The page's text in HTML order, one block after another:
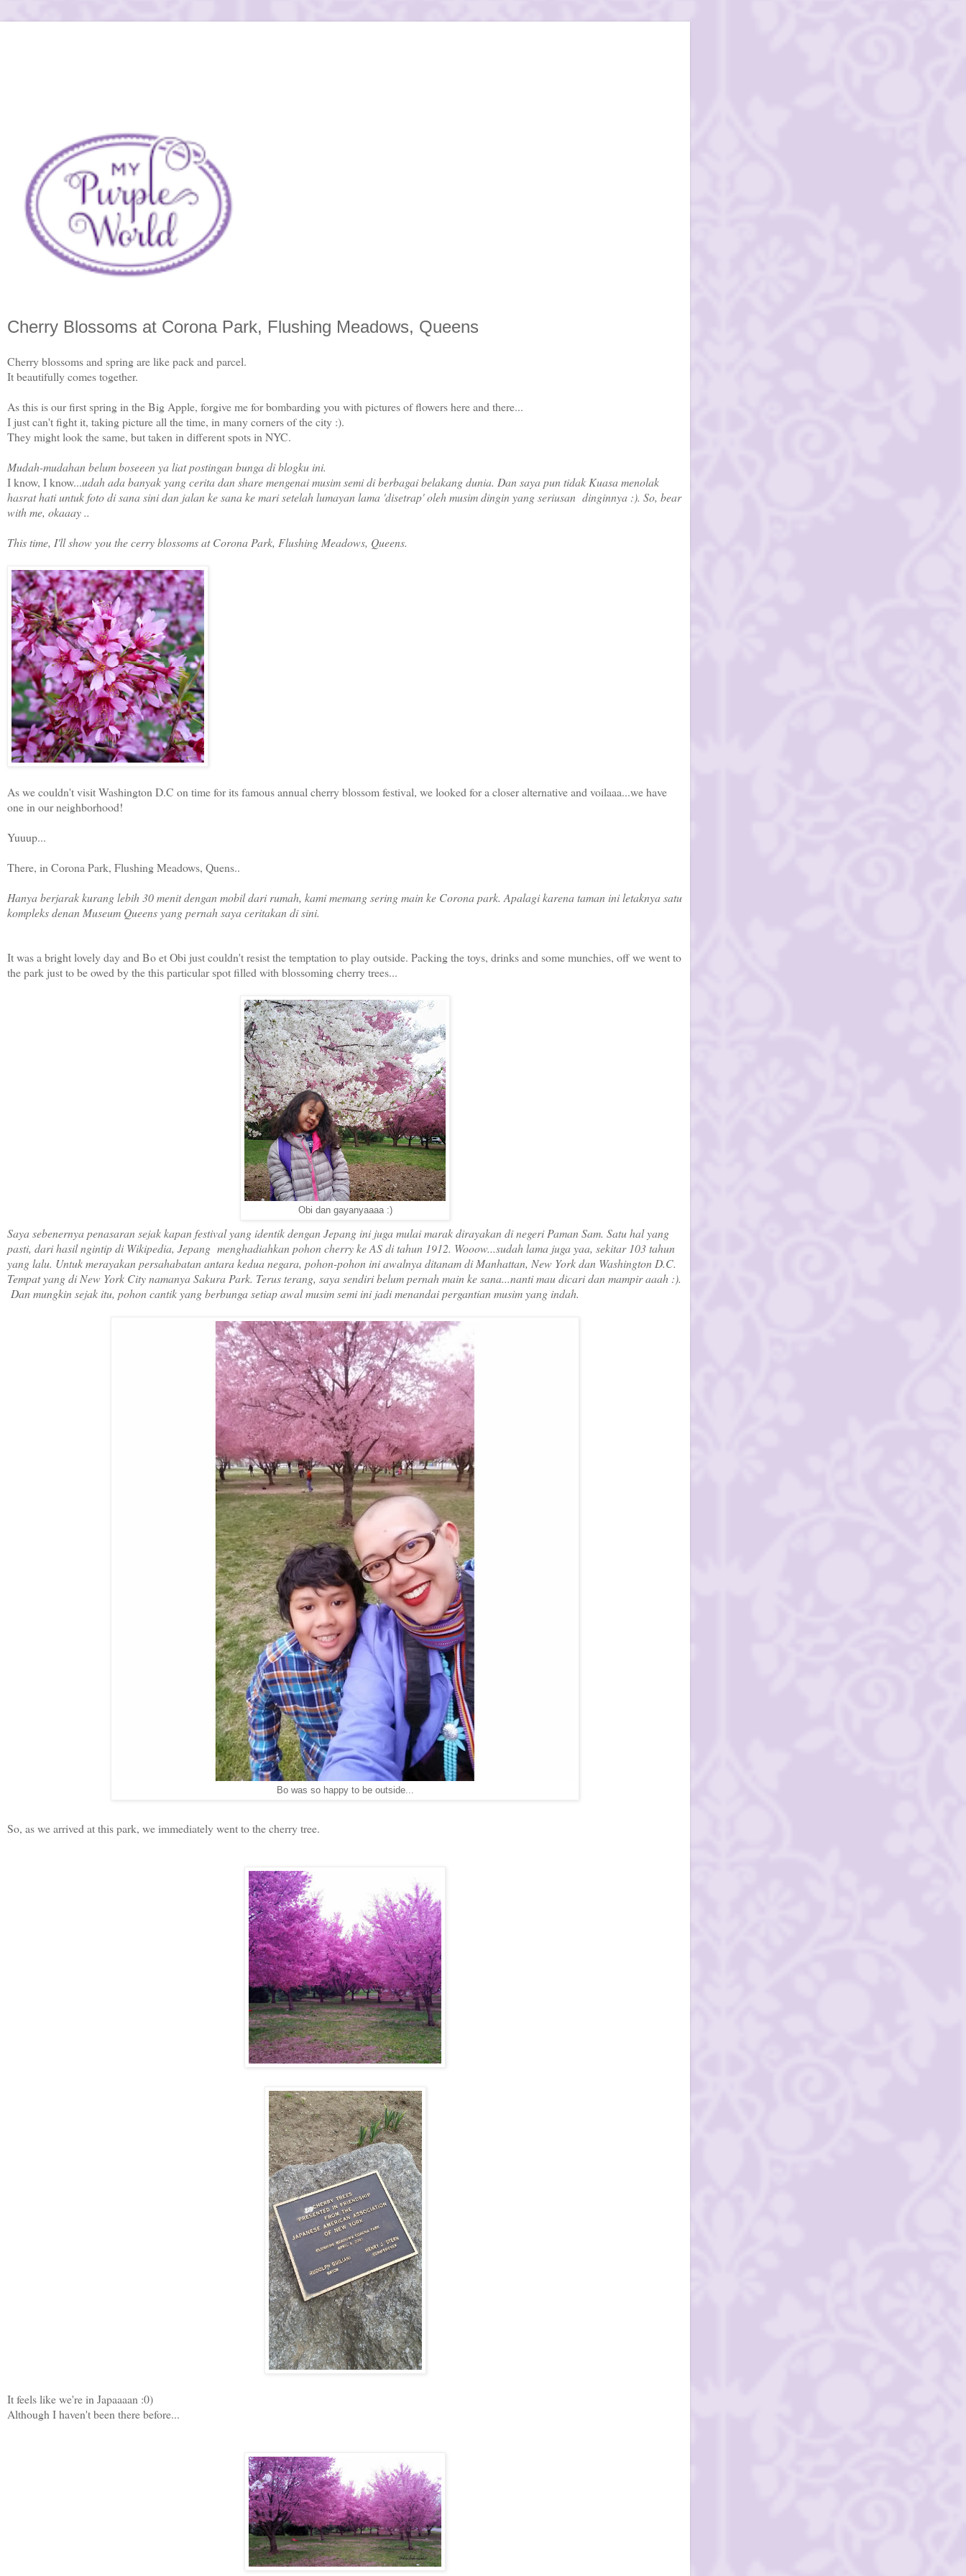
Cherry Blossoms at Corona Park, Flushing Meadows, Queens
Cherry blossoms and spring are like pack and parcel.
It beautifully comes together.
As this is our first spring in the Big Apple, forgive me for bombarding you with pictures of flowers here and there...
I just can't fight it, taking picture all the time, in many corners of the city :).
They might look the same, but taken in different spots in NYC.
Mudah-mudahan belum boseeen ya liat postingan bunga di blogku ini.
I know, I know...udah ada banyak yang cerita dan share mengenai musim semi di berbagai belakang dunia. Dan saya pun tidak Kuasa menolak
hasrat hati untuk foto di sana sini dan jalan ke sana ke mari setelah lumayan lama 'disetrap' oleh musim dingin yang seriusan dinginnya :). So, bear
with me, okaaay ..
This time, I'll show you the cerry blossoms at Corona Park, Flushing Meadows, Queens.
As we couldn't visit Washington D.C on time for its famous annual cherry blossom festival, we looked for a closer alternative and voilaaa...we have
one in our neighborhood!
Yuuup...
There, in Corona Park, Flushing Meadows, Quens..
Hanya berjarak kurang lebih 30 menit dengan mobil dari rumah, kami memang sering main ke Corona park. Apalagi karena taman ini letaknya satu
kompleks denan Museum Queens yang pernah saya ceritakan di sini.
It was a bright lovely day and Bo et Obi just couldn't resist the temptation to play outside. Packing the toys, drinks and some munchies, off we went to
the park just to be owed by the this particular spot filled with blossoming cherry trees...
Obi dan gayanyaaaa :)
Saya sebenernya penasaran sejak kapan festival yang identik dengan Jepang ini juga mulai marak dirayakan di negeri Paman Sam. Satu hal yang
pasti, dari hasil ngintip di Wikipedia, Jepang menghadiahkan pohon cherry ke AS di tahun 1912. Wooow...sudah lama juga yaa, sekitar 103 tahun
yang lalu. Untuk merayakan persahabatan antara kedua negara, pohon-pohon ini awalnya ditanam di Manhattan, New York dan Washington D.C.
Tempat yang di New York City namanya Sakura Park. Terus terang, saya sendiri belum pernah main ke sana...nanti mau dicari dan mampir aaah :).
Dan mungkin sejak itu, pohon cantik yang berbunga setiap awal musim semi ini jadi menandai pergantian musim yang indah.
Bo was so happy to be outside...
So, as we arrived at this park, we immediately went to the cherry tree.
It feels like we're in Japaaaan :0)
Although I haven't been there before...